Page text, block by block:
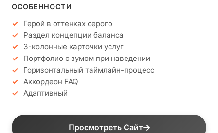
ОСОБЕННОСТИ
Герой в оттенках серого
Раздел концепции баланса
3-колонные карточки услуг
Портфолио с зумом при наведении
Горизонтальный таймлайн-процесс
Аккордеон FAQ
Адаптивный
Просмотреть Сайт